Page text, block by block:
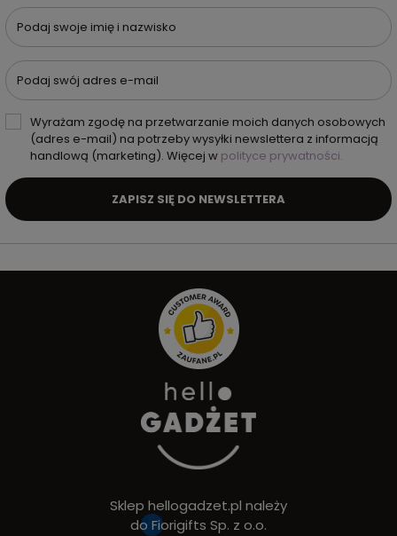
Podaj swoje imię i nazwisko
Podaj swój adres e-mail
Wyrażam zgodę na przetwarzanie moich danych osobowych
(adres e-mail) na potrzeby wysyłki newslettera z informacją
handlową (marketing). Więcej w polityce prywatności.
ZAPISZ SIĘ DO NEWSLETTERA
Sklep hellogadzet.pl należy
do Fiorigifts Sp. z o.o.